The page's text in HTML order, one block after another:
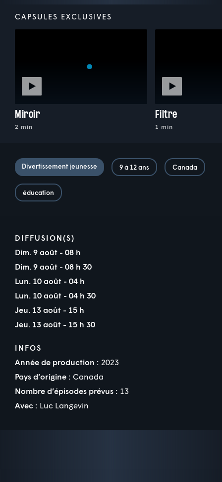
CAPSULES EXCLUSIVES
Miroir
2 min
Filtre
1 min
Divertissement jeunesse 9 à 12 ans Canada
éducation
DIFFUSION(S)
Dim. 9 août - 08 h
Dim. 9 août - 08 h 30
Lun. 10 août - 04 h
Lun. 10 août - 04 h 30
Jeu. 13 août - 15 h
Jeu. 13 août - 15 h 30
INFOS
Année de production : 2023
Pays d’origine : Canada
Nombre d’épisodes prévus : 13
Avec : Luc Langevin